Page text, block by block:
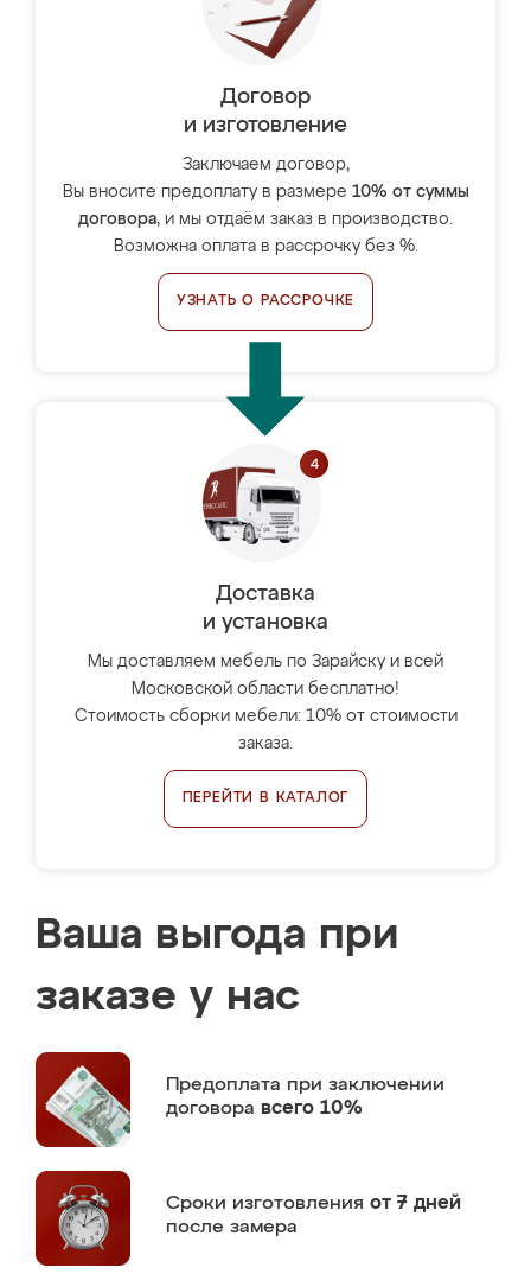
Договор
и изготовление
Заключаем договор,
Вы вносите предоплату в размере 10% от суммы
договора, и мы отдаём заказ в производство.
Возможна оплата в рассрочку без %.
УЗНАТЬ О РАССРОЧКЕ
Доставка
и установка
Мы доставляем мебель по Зарайску и всей
Московской области бесплатно!
Стоимость сборки мебели: 10% от стоимости
заказа.
ПЕРЕЙТИ В КАТАЛОГ
Ваша выгода при
заказе у нас
Предоплата при заключении
договора всего 10%
Сроки изготовления от 7 дней
после замера